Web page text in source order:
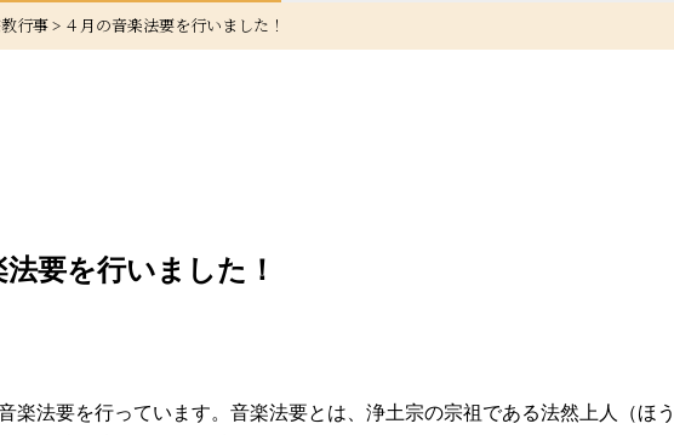
行事 > ４月の音楽法要を行いました！
要を行いました！
楽法要を行っています。音楽法要とは、浄土宗の宗祖である法然上人（ほう